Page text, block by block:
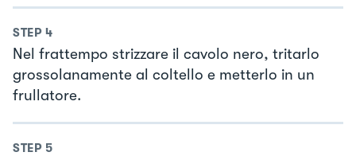
STEP 4
Nel frattempo strizzare il cavolo nero, tritarlo
grossolanamente al coltello e metterlo in un
frullatore.
STEP 5